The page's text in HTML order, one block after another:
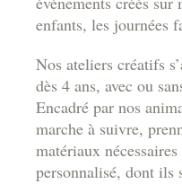
enfants, les journées
Nos ateliers créatifs
dès 4 ans, avec ou
Encadré par nos
marche à suivre,
matériaux
personnalisé, dont ils